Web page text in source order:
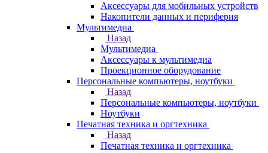
Аксессуары для мобильных устройств
Накопители данных и периферия
Мультимедиа
Назад
Мультимедиа
Аксессуары к мультимедиа
Проекционное оборудование
Персональные компьютеры, ноутбуки
Назад
Персональные компьютеры, ноутбуки
Ноутбуки
Печатная техника и оргтехника
Назад
Печатная техника и оргтехника